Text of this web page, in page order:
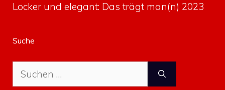
Locker und elegant: Das trägt man(n) 2023
Suche
Suche
nach: